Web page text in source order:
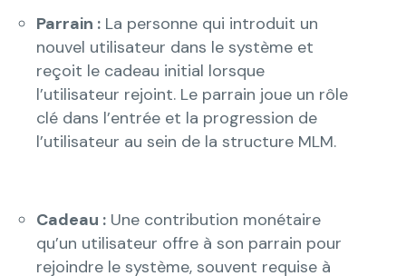
Parrain : La personne qui introduit un
nouvel utilisateur dans le système et
reçoit le cadeau initial lorsque
l’utilisateur rejoint. Le parrain joue un rôle
clé dans l’entrée et la progression de
l’utilisateur au sein de la structure MLM.
Cadeau : Une contribution monétaire
qu’un utilisateur offre à son parrain pour
rejoindre le système, souvent requise à